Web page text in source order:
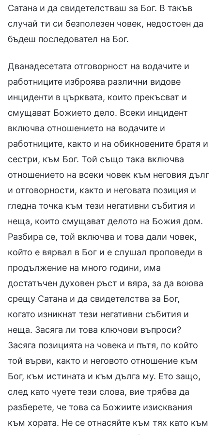
Сатана и да свидетелстваш за Бог. В такъв
случай ти си безполезен човек, недостоен да
бъдеш последовател на Бог.
Дванадесетата отговорност на водачите и
работниците изброява различни видове
инциденти в църквата, които прекъсват и
смущават Божието дело. Всеки инцидент
включва отношението на водачите и
работниците, както и на обикновените братя и
сестри, към Бог. Той също така включва
отношението на всеки човек към неговия дълг
и отговорности, както и неговата позиция и
гледна точка към тези негативни събития и
неща, които смущават делото на Божия дом.
Разбира се, той включва и това дали човек,
който е вярвал в Бог и е слушал проповеди в
продължение на много години, има
достатъчен духовен ръст и вяра, за да воюва
срещу Сатана и да свидетелства за Бог,
когато изникнат тези негативни събития и
неща. Засяга ли това ключови въпроси?
Засяга позицията на човека и пътя, по който
той върви, както и неговото отношение към
Бог, към истината и към дълга му. Ето защо,
след като чуете тези слова, вие трябва да
разберете, че това са Божиите изисквания
към хората. Не се отнасяйте към тях като към